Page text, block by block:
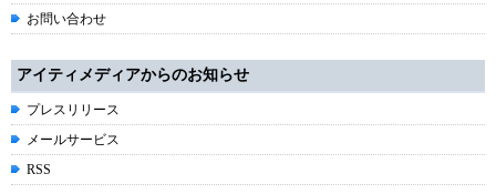
お問い合わせ
アイティメディアからのお知らせ
プレスリリース
メールサービス
RSS